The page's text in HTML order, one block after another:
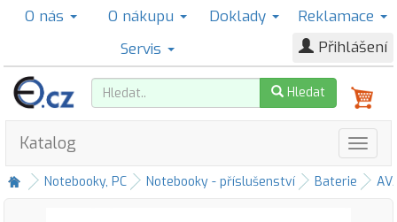
O nás O nákupu Doklady
Reklamace
Servis
Přihlášení
Hledat
Katalog
Notebooky, PC Notebooky - příslušenství Baterie